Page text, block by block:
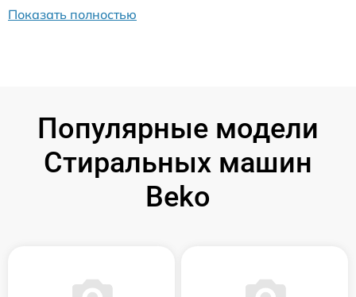
Показать полностью
Популярные модели
Стиральных машин
Beko